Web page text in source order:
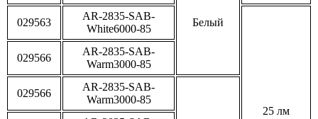
Белый
029563
AR-2835-SAB-
White6000-85
25 лм
029566
AR-2835-SAB-
Warm3000-85
029566
AR-2835-SAB-
Warm3000-85